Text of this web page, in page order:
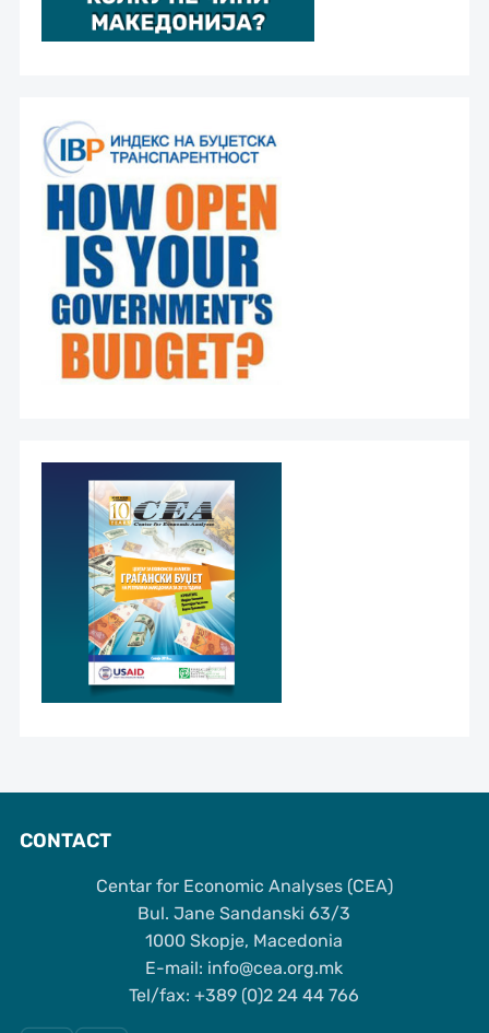
CONTACT
Centar for Economic Analyses (CEA)
Bul. Jane Sandanski 63/3
1000 Skopje, Macedonia
Е-mail: info@cea.org.mk
Tel/fax: +389 (0)2 24 44 766